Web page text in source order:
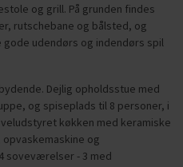
og grill. På grunden findes
rutschebane og bålsted, og
udendørs og indendørs spil
Dejlig opholdsstue med
og spiseplads til 8 personer, i
køkken med keramiske
og
soveværelser - 3 med